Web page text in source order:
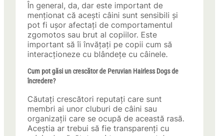
În general, da, dar este important de
menționat că acești câini sunt sensibili și
pot fi ușor afectați de comportamentul
zgomotos sau brut al copiilor. Este
important să îi învățați pe copii cum să
interacționeze cu blândețe cu câinele.
Cum pot găsi un crescător de Peruvian Hairless Dogs de
încredere?
Căutați crescători reputați care sunt
membri ai unor cluburi de câini sau
organizații care se ocupă de această rasă.
Aceștia ar trebui să fie transparenți cu